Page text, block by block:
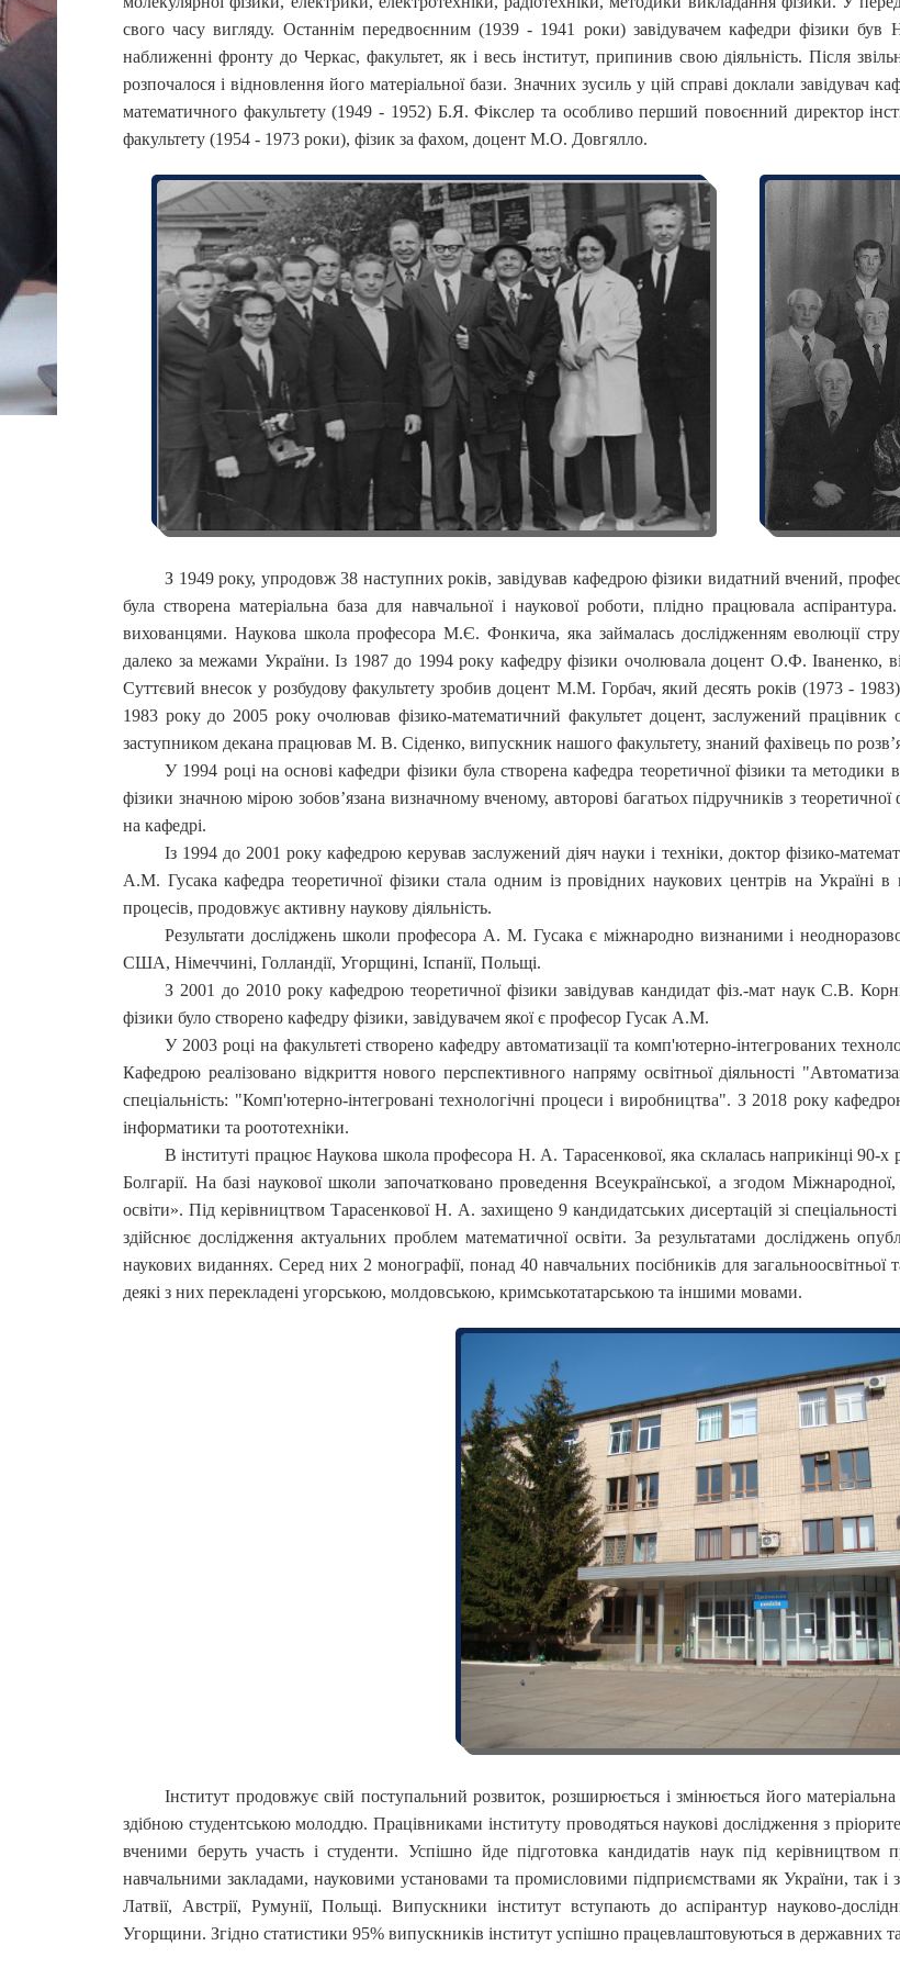
свого часу вигляду. Останнім передвоєнним (1939 - 1941 роки) завідувачем кафедри фізики був
наближенні фронту до Черкас, факультет, як і весь інститут, припинив свою діяльність. Після
розпочалося і відновлення його матеріальної бази. Значних зусиль у цій справі доклали
математичного факультету (1949 - 1952) Б.Я. Фікслер та особливо перший повоєнний директор
факультету (1954 - 1973 роки), фізик за фахом, доцент М.О. Довгялло.
З 1949 року, упродовж 38 наступних років, завідував кафедрою фізики видатний вчений,
була створена матеріальна база для навчальної і наукової роботи, плідно працювала
вихованцями. Наукова школа професора М.Є. Фонкича, яка займалась дослідженням еволюції
далеко за межами України. Із 1987 до 1994 року кафедру фізики очолювала доцент О.Ф. Іваненко,
Суттєвий внесок у розбудову факультету зробив доцент М.М. Горбач, який десять років (1973 -
1983 року до 2005 року очолював фізико-математичний факультет доцент, заслужений
заступником декана працював М. В. Сіденко, випускник нашого факультету, знаний фахівець по
У 1994 році на основі кафедри фізики була створена кафедра теоретичної фізики та методики
фізики значною мірою зобов’язана визначному вченому, авторові багатьох підручників з
на кафедрі.
Із 1994 до 2001 року кафедрою керував заслужений діяч науки і техніки, доктор фізико-
А.М. Гусака кафедра теоретичної фізики стала одним із провідних наукових центрів на Україні
процесів, продовжує активну наукову діяльність.
Результати досліджень школи професора А. М. Гусака є міжнародно визнаними і
США, Німеччині, Голландії, Угорщині, Іспанії, Польщі.
З 2001 до 2010 року кафедрою теоретичної фізики завідував кандидат фіз.-мат наук С.В.
фізики було створено кафедру фізики, завідувачем якої є професор Гусак А.М.
У 2003 році на факультеті створено кафедру автоматизації та комп'ютерно-інтегрованих
Кафедрою реалізовано відкриття нового перспективного напряму освітньої діяльності
спеціальність: "Комп'ютерно-інтегровані технологічні процеси і виробництва". З 2018 року
інформатики та роототехніки.
В інституті працює Наукова школа професора Н. А. Тарасенкової, яка склалась наприкінці 90-х
Болгарії. На базі наукової школи започатковано проведення Всеукраїнської, а згодом
освіти». Під керівництвом Тарасенкової Н. А. захищено 9 кандидатських дисертацій зі
здійснює дослідження актуальних проблем математичної освіти. За результатами досліджень
наукових виданнях. Серед них 2 монографії, понад 40 навчальних посібників для
деякі з них перекладені угорською, молдовською, кримськотатарською та іншими мовами.
Інститут продовжує свій поступальний розвиток, розширюється і змінюється його
здібною студентською молоддю. Працівниками інституту проводяться наукові дослідження з
вченими беруть участь і студенти. Успішно йде підготовка кандидатів наук під
навчальними закладами, науковими установами та промисловими підприємствами як України, так
Латвії, Австрії, Румунії, Польщі. Випускники інститут вступають до аспірантур науково-
Угорщини. Згідно статистики 95% випускників інститут успішно працевлаштовуються в державних